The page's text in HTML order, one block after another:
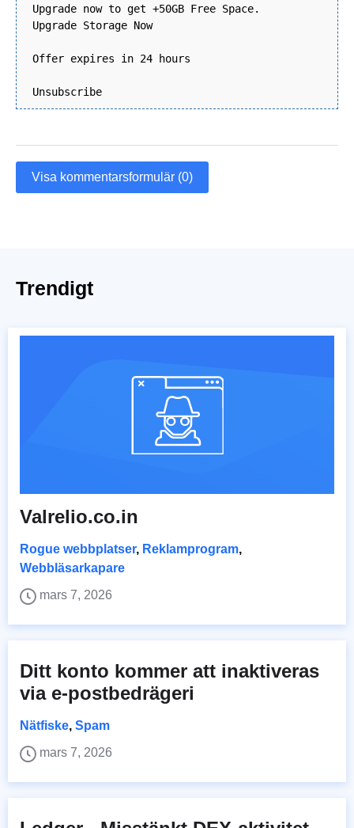
Upgrade now to get +50GB Free Space.
Upgrade Storage Now
Offer expires in 24 hours
Unsubscribe
Visa kommentarsformulär (0)
Trendigt
Valrelio.co.in
Rogue webbplatser, Reklamprogram,
Webbläsarkapare
mars 7, 2026
Ditt konto kommer att inaktiveras
via e-postbedrägeri
Nätfiske, Spam
mars 7, 2026